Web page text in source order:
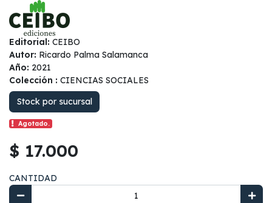
Editorial: CEIBO
Autor: Ricardo Palma Salamanca
Año: 2021
Colección : CIENCIAS SOCIALES
Stock por sucursal
Agotado.
$ 17.000
CANTIDAD